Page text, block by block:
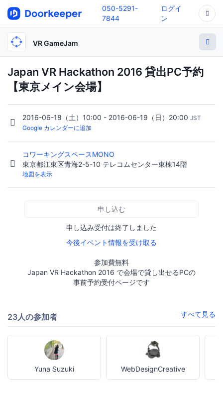
050-5291-
7844
ログイ
ン
VR GameJam
Japan VR Hackathon 2016 貸出PC予約
【東京メイン会場】
2016-06-18（土）10:00 - 2016-06-19（日）20:00 JST
Google カレンダーに追加
コワーキングスペースMONO
東京都江東区青海2-5-10 テレコムセンター東棟14階
地図を表示
申し込む
申し込み受付は終了しました
今後イベント情報を受け取る
参加費無料
Japan VR Hackathon 2016 で会場で貸し出せるPCの
事前予約受付ページです
23人の参加者 すべて見る
Yuna Suzuki WebDesignCreative